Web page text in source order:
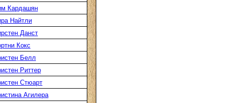
Кардашян
Найтли
Данст
Кокс
Белл
Риттер
Стюарт
Агилера